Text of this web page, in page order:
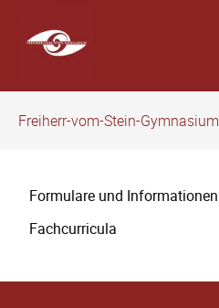
überspringen
Freiherr-vom-Stein-Gymnasium
überspringen
Formulare und Informationen
Fachcurricula